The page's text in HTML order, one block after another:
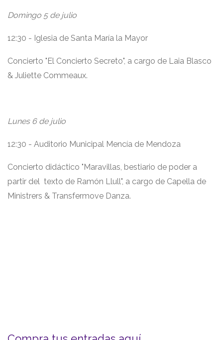
Domingo 5 de julio
12:30 - Iglesia de Santa María la Mayor
Concierto "El Concierto Secreto", a cargo de Laia Blasco
& Juliette Commeaux.
Lunes 6 de julio
12:30 - Auditorio Municipal Mencía de Mendoza
Concierto didáctico "Maravillas, bestiario de poder a
partir del texto de Ramón Llull", a cargo de Capella de
Ministrers & Transfermove Danza.